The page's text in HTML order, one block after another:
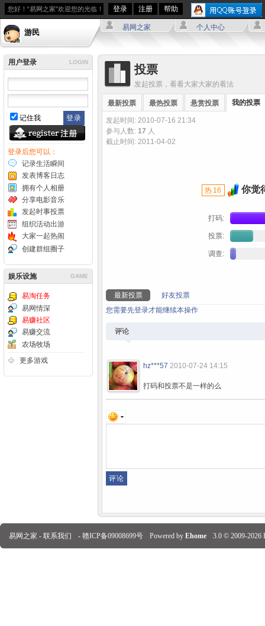
您好！“易网之家”欢迎您的光临！ 登录 注册 帮助
游民
易网之家 个人中心
LOGIN
用户登录
记住我
登录后您可以：
记录生活瞬间
发表博客日志
拥有个人相册
分享电影音乐
发起时事投票
组织活动出游
大家一起热闹
创建群组圈子
GAME
娱乐设施
易淘任务
易网情深
易赚社区
易赚交流
农场牧场
更多游戏
投票
发起投票，看看大家大家的看法
最新投票 最热投票 悬赏投票 我的投票
发起时间: 2010-07-16 21:34
参与人数: 17 人
截止时间: 2011-04-02
热 16 你觉
打码:
投票:
调查:
最新投票
好友投票
您需要先登录才能继续本操作
评论
hz***57 2010-07-24 14:15
打码和投票不是一样的么
易网之家 - 联系我们 - 赣ICP备09008699号 Powered by Ehome 3.0 © 2009-2026